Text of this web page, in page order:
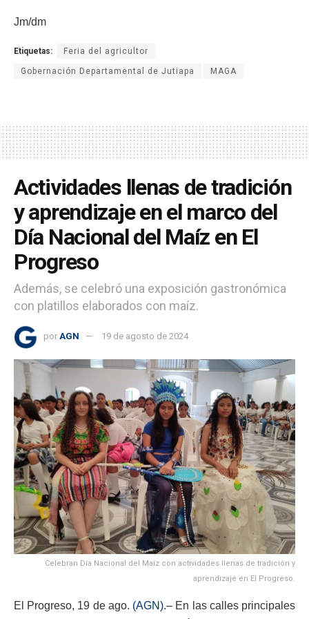
Jm/dm
Etiquetas: Feria del agricultor
Gobernación Departamental de Jutiapa MAGA
Actividades llenas de tradición
y aprendizaje en el marco del
Día Nacional del Maíz en El
Progreso
Además, se celebró una exposición gastronómica
con platillos elaborados con maíz.
por AGN 19 de agosto de 2024
Celebran Día Nacional del Maíz con actividades llenas de tradición y
aprendizaje en El Progreso.
El Progreso, 19 de ago. (AGN).– En las calles principales